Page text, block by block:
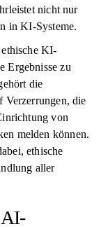
nicht nur
in KI-Systeme.
KI-
Ergebnisse zu
die
Verzerrungen, die
von
melden können.
ethische
aller
AI-